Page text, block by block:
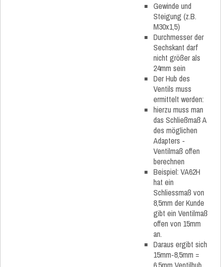
Gewinde und
Steigung (z.B.
M30x1,5)
Durchmesser der
Sechskant darf
nicht größer als
24mm sein
Der Hub des
Ventils muss
ermittelt werden:
hierzu muss man
das Schließmaß A
des möglichen
Adapters -
Ventilmaß offen
berechnen
Beispiel: VA62H
hat ein
Schliessmaß von
8,5mm der Kunde
gibt ein Ventilmaß
offen von 15mm
an.
Daraus ergibt sich
15mm-8,5mm =